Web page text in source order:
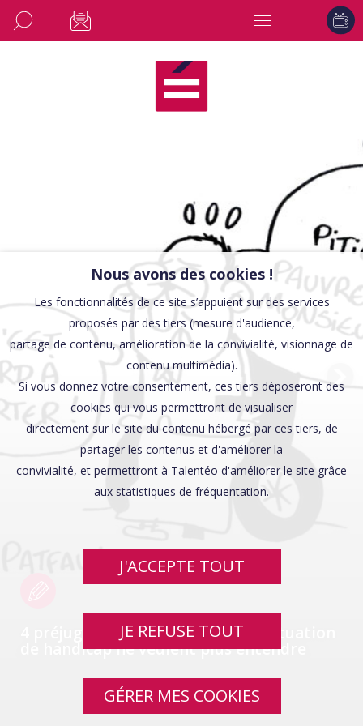
CULTURE
4 préjugés que les personnes en situation
de handicap ne veulent plus entendre
Affaires sensibles
Nous avons des cookies !
Les fonctionnalités de ce site s’appuient sur des services
proposés par des tiers (mesure d'audience,
partage de contenu, amélioration de la convivialité, visionnage de
contenu multimédia).
Si vous donnez votre consentement, ces tiers déposeront des
cookies qui vous permettront de visualiser
directement sur le site du contenu hébergé par ces tiers, de
partager les contenus et d'améliorer la
convivialité, et permettront à Talentéo d'améliorer le site grâce
aux statistiques de fréquentation.
J'ACCEPTE TOUT
JE REFUSE TOUT
GÉRER MES COOKIES